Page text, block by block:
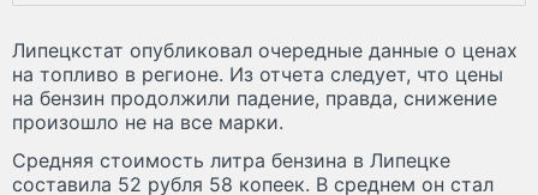
Липецкстат опубликовал очередные данные о ценах
на топливо в регионе. Из отчета следует, что цены
на бензин продолжили падение, правда, снижение
произошло не на все марки.
Средняя стоимость литра бензина в Липецке
составила 52 рубля 58 копеек. В среднем он стал